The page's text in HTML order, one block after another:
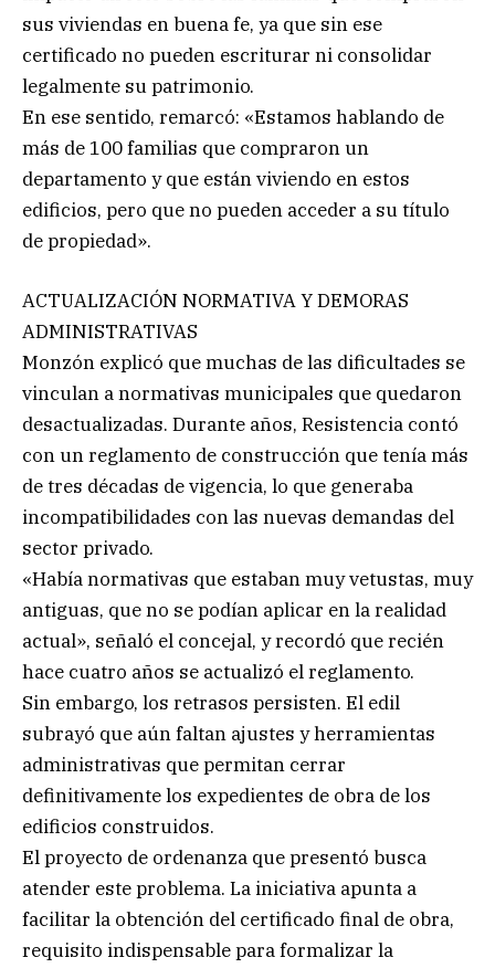
sus viviendas en buena fe, ya que sin ese
certificado no pueden escriturar ni consolidar
legalmente su patrimonio.
En ese sentido, remarcó: «Estamos hablando de
más de 100 familias que compraron un
departamento y que están viviendo en estos
edificios, pero que no pueden acceder a su título
de propiedad».
ACTUALIZACIÓN NORMATIVA Y DEMORAS
ADMINISTRATIVAS
Monzón explicó que muchas de las dificultades se
vinculan a normativas municipales que quedaron
desactualizadas. Durante años, Resistencia contó
con un reglamento de construcción que tenía más
de tres décadas de vigencia, lo que generaba
incompatibilidades con las nuevas demandas del
sector privado.
«Había normativas que estaban muy vetustas, muy
antiguas, que no se podían aplicar en la realidad
actual», señaló el concejal, y recordó que recién
hace cuatro años se actualizó el reglamento.
Sin embargo, los retrasos persisten. El edil
subrayó que aún faltan ajustes y herramientas
administrativas que permitan cerrar
definitivamente los expedientes de obra de los
edificios construidos.
El proyecto de ordenanza que presentó busca
atender este problema. La iniciativa apunta a
facilitar la obtención del certificado final de obra,
requisito indispensable para formalizar la